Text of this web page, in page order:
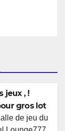
jeux , !
gros lot
de jeu du